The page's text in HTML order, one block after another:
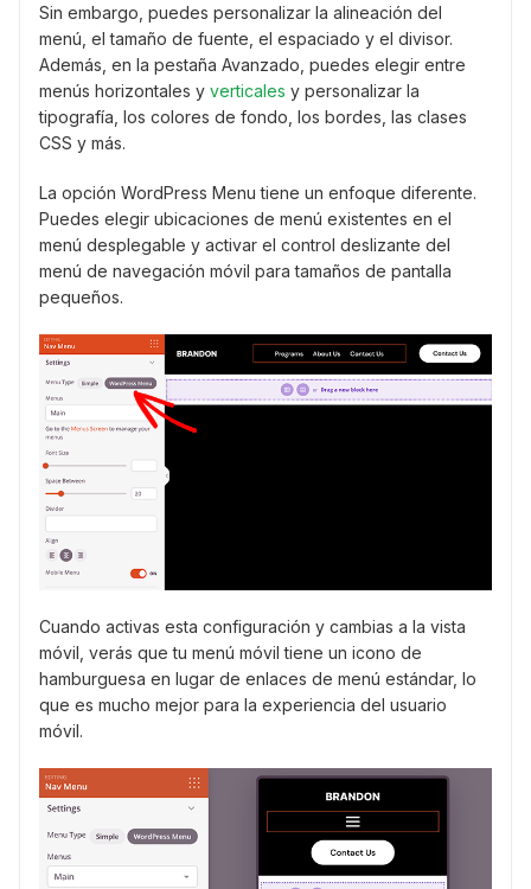
Sin embargo, puedes personalizar la alineación del
menú, el tamaño de fuente, el espaciado y el divisor.
Además, en la pestaña Avanzado, puedes elegir entre
menús horizontales y verticales y personalizar la
tipografía, los colores de fondo, los bordes, las clases
CSS y más.
La opción WordPress Menu tiene un enfoque diferente.
Puedes elegir ubicaciones de menú existentes en el
menú desplegable y activar el control deslizante del
menú de navegación móvil para tamaños de pantalla
pequeños.
Cuando activas esta configuración y cambias a la vista
móvil, verás que tu menú móvil tiene un icono de
hamburguesa en lugar de enlaces de menú estándar, lo
que es mucho mejor para la experiencia del usuario
móvil.